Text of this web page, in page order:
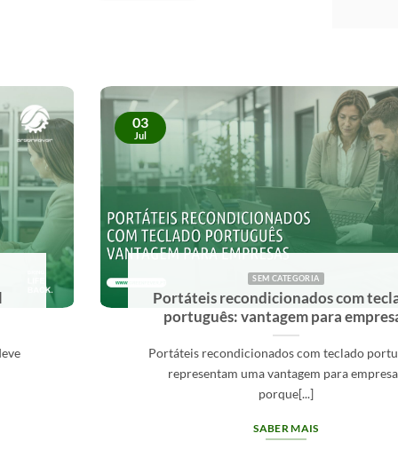
Portáteis recondicionados com teclado
português: vantagem para empresas
Portáteis recondicionados com teclado português
representam uma vantagem para empresas
03